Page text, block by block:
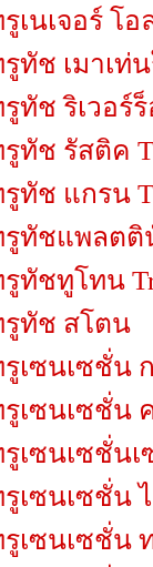
เนเจอร์ โอ
ทัช เมาเท่น
ทัช ริเวอร์ร็
ทัช รัสติค
ทัช แกรน
ทัชแพลตตินั่
ทัชทูโทน
ทัช สโตน
เซนเซชั่น ก
เซนเซชั่น ค
เซนเซชั่นเ
เซนเซชั่น ไ
เซนเซชั่น ท